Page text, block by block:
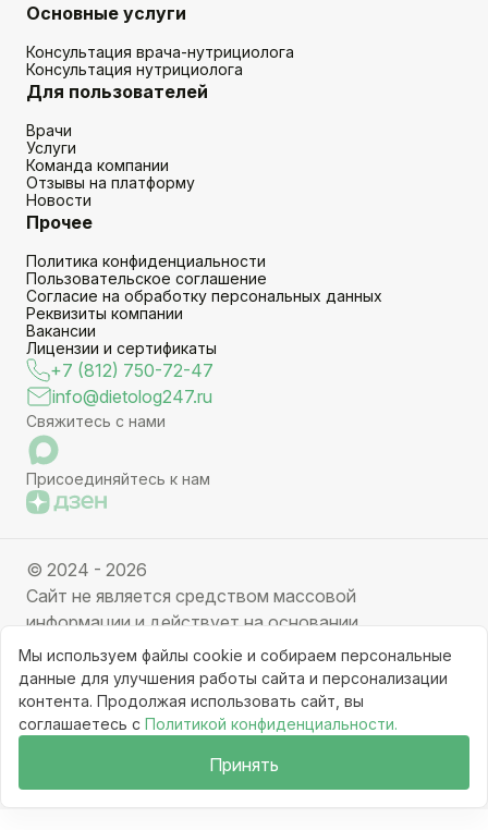
Основные услуги
Консультация врача-нутрициолога
Консультация нутрициолога
Для пользователей
Врачи
Услуги
Команда компании
Отзывы на платформу
Новости
Прочее
Политика конфиденциальности
Пользовательское соглашение
Согласие на обработку персональных данных
Реквизиты компании
Вакансии
Лицензии и сертификаты
+7 (812) 750-72-47
info@dietolog247.ru
Свяжитесь с нами
Присоединяйтесь к нам
© 2024 - 2026
Сайт не является средством массовой
информации и действует на основании
партнерских услуг. Отправляя заявку вы даете
свое согласие на обработку персональных данных.
Частичное или полное копирование информации с
ресурса, клонирование графических элементов
администрации сайта.
Мы используем файлы cookie и собираем персональные
данные для улучшения работы сайта и персонализации
контента. Продолжая использовать сайт, вы
соглашаетесь с Политикой конфиденциальности.
Принять